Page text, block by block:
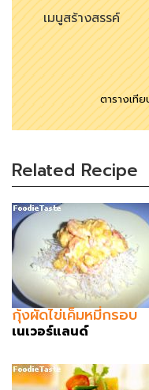
เมนูสร้างสรรค์
ตารางเที
Related Recipe
กุ้งผัดไข่เค็มหมี่กรอบ
เนเวอร์แลนด์